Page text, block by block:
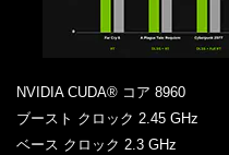
NVIDIA CUDA® コア 8960
ブースト クロック 2.45 GHz
ベース クロック 2.3 GHz